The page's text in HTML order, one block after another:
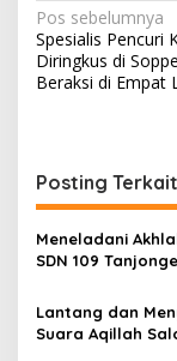
Navigasi
pos
Pos sebelumnya
Spesialis Pencuri
Diringkus di
Beraksi di Empat
Posting Terkait
Meneladani
SDN 109
Lewat Peringatan
yang Meriah
Lantang dan
Suara Aqillah